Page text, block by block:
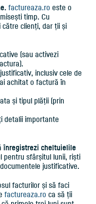
factureaza.ro este o
timp. Cu
clienți, dar ții și
(sau activezi
inclusiv cele de
achitat o factură în
și tipul plății (prin
detalii importante
înregistrezi cheltuielile
pentru sfârșitul lunii, riști
justificative.
facturilor și să faci
factureaza.ro ca să ții